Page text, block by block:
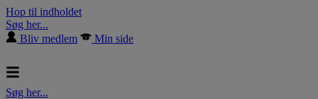
Hop til indholdet
Søg her...
Bliv medlem
Min side
Søg her...